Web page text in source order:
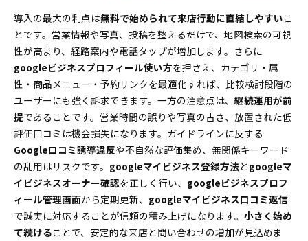
導入の最大の利点は無料で始められて来店行動に直結しやすいこ
とです。営業情報や写真、投稿を整えるだけで、地図検索の可視
性が高まり、経路案内や電話タップが増加します。さらに
googleビジネスプロフィール使い方を押さえ、カテゴリ・属
性・商品メニュー・予約リンクを最適化すれば、比較検討段階の
ユーザーにも強く訴求できます。一方の注意点は、 継続運用が前
提であることです。営業時間の誤りや写真の古さ、放置された低
評価口コミは機会損失になります。ガイドラインに反する
Google口コミ誘導違反や不自然な評価集め、無関係キーワード
の乱用はリスクです。 googleマイビジネス登録方法とgoogleマ
イビジネスオーナー確認を正しく行い、 googleビジネスプロフ
ィール管理画面から定期更新、 googleマイビジネス口コミ返信
で誠実に対応することが信頼の積み上げになります。 小さく始め
て続けることで、安定的な来店と問い合わせの増加が見込めま